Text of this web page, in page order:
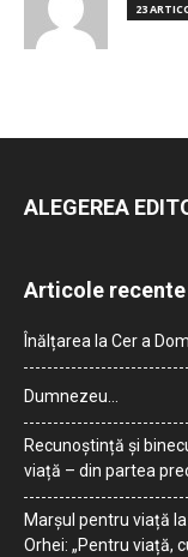
23
ALEGEREA
Articole recente
Înălțarea la Cer a
Dumnezeu…
Recunoștință și
viață – din partea
Marșul pentru viață
Orhei: „Pentru viață,